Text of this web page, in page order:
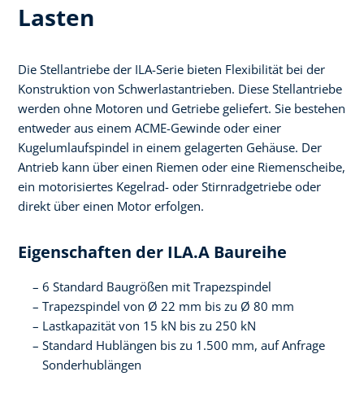
Lasten
Die Stellantriebe der ILA-Serie bieten Flexibilität bei der
Konstruktion von Schwerlastantrieben. Diese Stellantriebe
werden ohne Motoren und Getriebe geliefert. Sie bestehen
entweder aus einem ACME-Gewinde oder einer
Kugelumlaufspindel in einem gelagerten Gehäuse. Der
Antrieb kann über einen Riemen oder eine Riemenscheibe,
ein motorisiertes Kegelrad- oder Stirnradgetriebe oder
direkt über einen Motor erfolgen.
Eigenschaften der ILA.A Baureihe
6 Standard Baugrößen mit Trapezspindel
Trapezspindel von Ø 22 mm bis zu Ø 80 mm
Lastkapazität von 15 kN bis zu 250 kN
Standard Hublängen bis zu 1.500 mm, auf Anfrage
Sonderhublängen